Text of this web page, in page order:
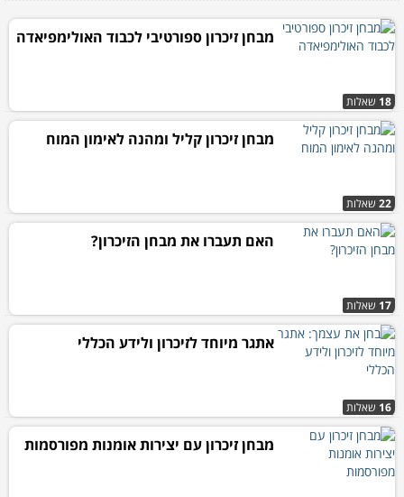
18 שאלות
מבחן זיכרון ספורטיבי לכבוד האולימפיאדה
22 שאלות
מבחן זיכרון קליל ומהנה לאימון המוח
17 שאלות
האם תעברו את מבחן הזיכרון?
16 שאלות
אתגר מיוחד לזיכרון ולידע הכללי
מבחן זיכרון עם יצירות אומנות מפורסמות